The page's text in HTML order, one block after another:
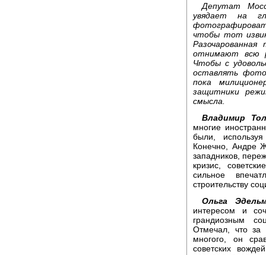
Депутат
увядает на
чтобы тот
отнимают всю
Чтобы с
оставлять
пока
защитники
смысла.
Владимир
многие
были,
Конечно, Андре
западников,
кризис,
сильное
строительству
Ольга
интересом и
грандиозным
Отмечал, что за
многого, он
советских